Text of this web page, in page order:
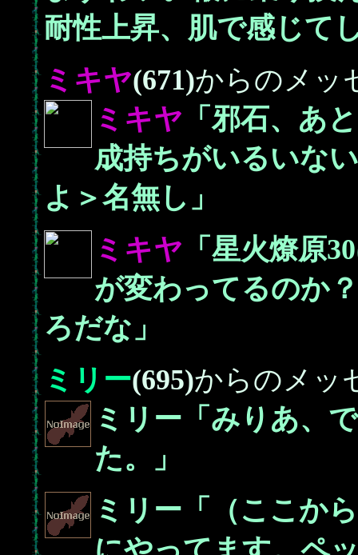
耐性上昇、肌で感じて
ミキヤ(671)からのメッ
ミキヤ 「邪石、あ
成持ちがいるいな
よ＞名無し」
ミキヤ 「星火燎原
が変わってるのか
ろだな」
ミリー(695)からのメッ
ミリー「みりあ、
た。」
ミリー「（ここか